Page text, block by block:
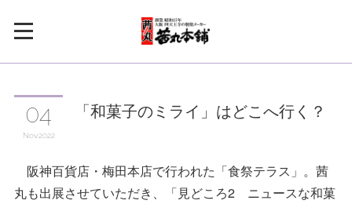
04
Nov 2022
「和菓子のミライ」はどこへ行く？
阪神百貨店・梅田本店で行われた「食祭テラス」。茜
丸も出展させていただき、「見どころ2 ニュースな和菓